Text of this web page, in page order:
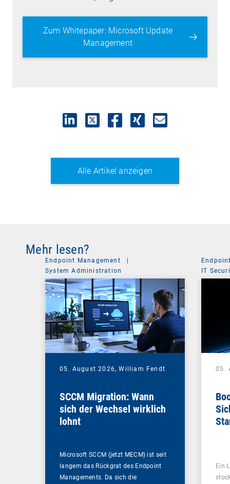
Zum Whitepaper: Microsoft Update
Management
Alle Artikel anzeigen
Mehr lesen?
Endpoint Management
|
System Administration
05. August 2026,William Fendt
SCCM Migration: Wann
sich der Wechsel wirklich
lohnt
Microsoft SCCM (jetzt MECM) ist seit
langem das Rückgrat des Endpoint
Managements. Da sich die
IT
05.
Ein